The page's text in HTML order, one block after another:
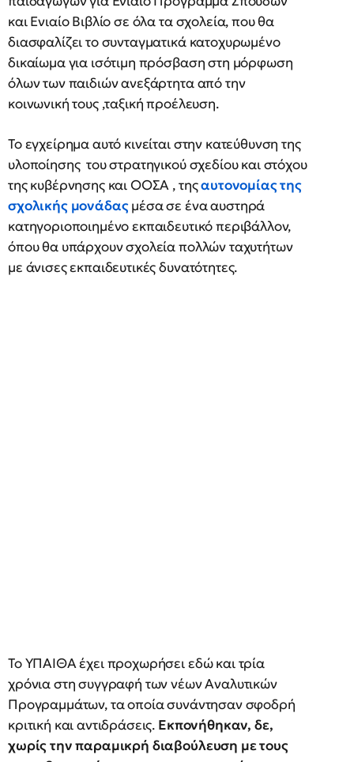
και Ενιαίο Βιβλίο σε όλα τα σχολεία, που θα
διασφαλίζει το συνταγματικά κατοχυρωμένο
δικαίωμα για ισότιμη πρόσβαση στη μόρφωση
όλων των παιδιών ανεξάρτητα από την
κοινωνική τους ,ταξική προέλευση.
Το εγχείρημα αυτό κινείται στην κατεύθυνση της
υλοποίησης του στρατηγικού σχεδίου και στόχου
της κυβέρνησης και ΟΟΣΑ , τηςαυτονομίας της
σχολικής μονάδαςμέσα σε ένα αυστηρά
κατηγοριοποιημένο εκπαιδευτικό περιβάλλον,
όπου θα υπάρχουν σχολεία πολλών ταχυτήτων
με άνισες εκπαιδευτικές δυνατότητες.
Το ΥΠΑΙΘΑ έχει προχωρήσει εδώ και τρία
χρόνια στη συγγραφή των νέων Αναλυτικών
Προγραμμάτων, τα οποία συνάντησαν σφοδρή
κριτική και αντιδράσεις. Εκπονήθηκαν, δε,
χωρίς την παραμικρή διαβούλευση με τους